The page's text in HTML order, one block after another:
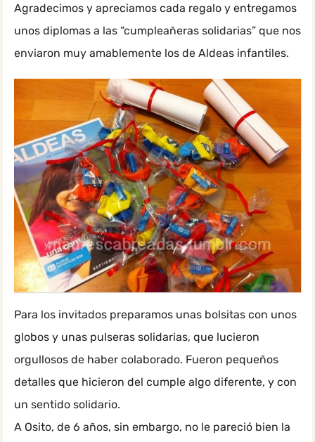
Agradecimos y apreciamos cada regalo y entregamos
unos diplomas a las “cumpleañeras solidarias” que nos
enviaron muy amablemente los de Aldeas infantiles.
Para los invitados preparamos unas bolsitas con unos
globos y unas pulseras solidarias, que lucieron
orgullosos de haber colaborado. Fueron pequeños
detalles que hicieron del cumple algo diferente, y con
un sentido solidario.
A Osito, de 6 años, sin embargo, no le pareció bien la